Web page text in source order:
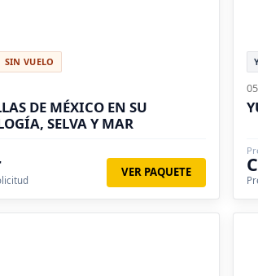
SIN VUELO
DE MÉXICO EN SU
SELVA Y MAR
VER PAQUETE